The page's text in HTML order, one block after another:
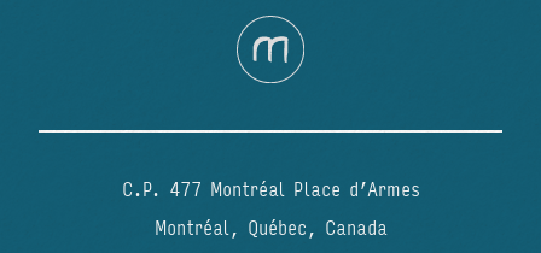
C.P. 477 Montréal Place d’Armes
Montréal, Québec, Canada